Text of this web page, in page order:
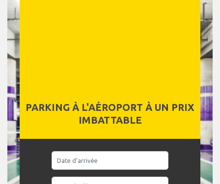
PARKING À L'AÉROPORT À UN PRIX
IMBATTABLE